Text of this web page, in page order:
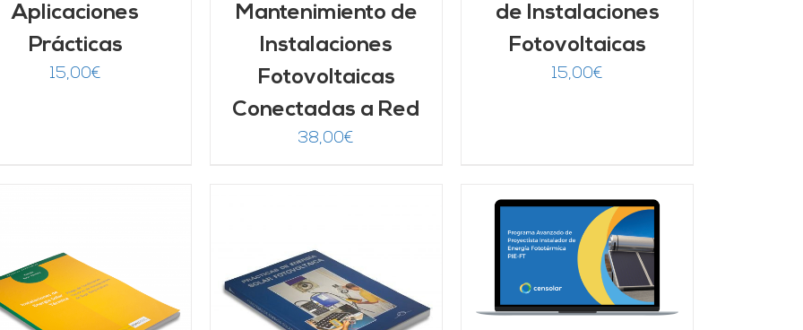
Aplicaciones
Prácticas
15,00€
Mantenimiento de
Instalaciones
Fotovoltaicas
Conectadas a Red
38,00€
de Instalaciones
Fotovoltaicas
15,00€
AÑADIR AL CARRITO
AÑADIR AL CARRITO
DETALLES